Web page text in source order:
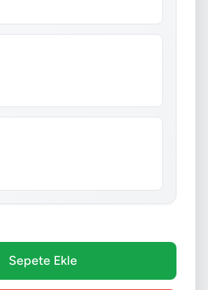
Sepete Ekle